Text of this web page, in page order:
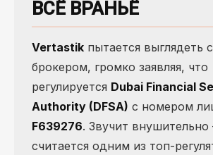
ВСЁ ВРАНЬЁ
Vertastik пытается выглядеть
брокером, громко заявляя, что
регулируется Dubai Financial
Authority (DFSA) с номером
F639276. Звучит
считается одним из топ-